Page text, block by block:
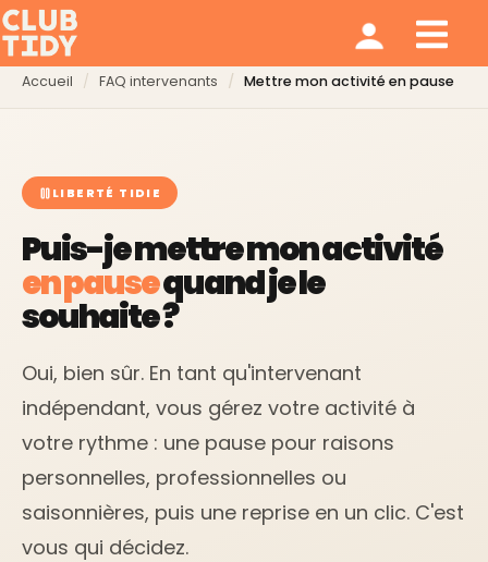
Accueil FAQ intervenants Mettre mon activité en pause
LIBERTÉ TIDIE
Puis-je mettre mon activité
en pausequand je le
souhaite ?
Oui, bien sûr. En tant qu'intervenant
indépendant, vous gérez votre activité à
votre rythme : une pause pour raisons
personnelles, professionnelles ou
saisonnières, puis une reprise en un clic. C'est
vous qui décidez.